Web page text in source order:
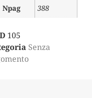
Npag
388
105
Senza